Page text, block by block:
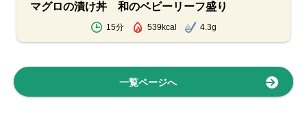
マグロの漬け丼 和のベビーリーフ盛り
15分 539kcal 4.3g
一覧ページへ